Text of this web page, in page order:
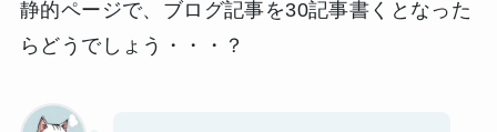
静的ページで、ブログ記事を30記事書くとなった
らどうでしょう・・・？